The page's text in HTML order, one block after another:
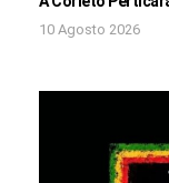
10 Agosto 2026